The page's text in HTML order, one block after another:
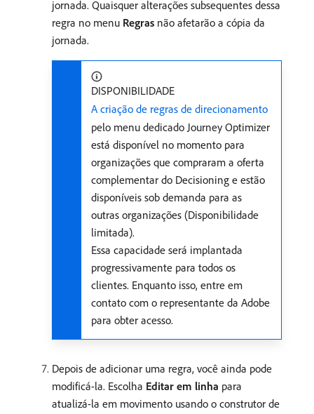
jornada. Quaisquer alterações subsequentes dessa
regra no menu Regras não afetarão a cópia da
jornada.
DISPONIBILIDADE
A criação de regras de direcionamento
pelo menu dedicado Journey Optimizer
está disponível no momento para
organizações que compraram a oferta
complementar do Decisioning e estão
disponíveis sob demanda para as
outras organizações (Disponibilidade
limitada).
Essa capacidade será implantada
progressivamente para todos os
clientes. Enquanto isso, entre em
contato com o representante da Adobe
para obter acesso.
Depois de adicionar uma regra, você ainda pode
modificá-la. Escolha Editar em linha para
atualizá-la em movimento usando o construtor de